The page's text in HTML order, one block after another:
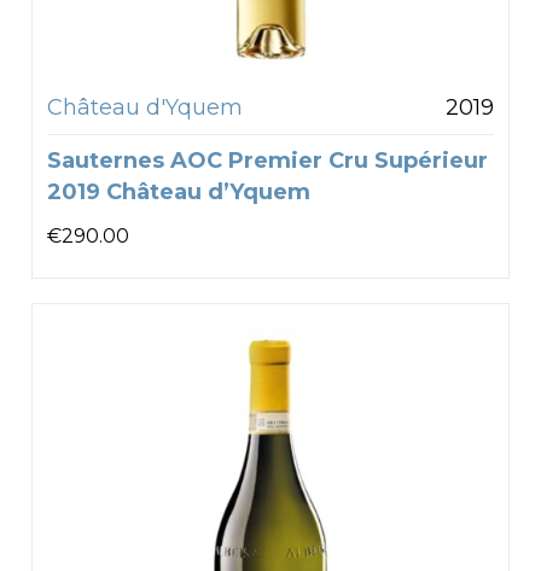
Château d'Yquem
2019
Sauternes AOC Premier Cru Supérieur
2019 Château d’Yquem
€290.00